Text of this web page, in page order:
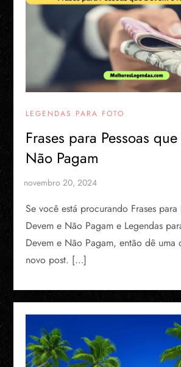
LEGENDAS PARA FOTO
Frases para Pessoas
Não Pagam
Se você está procurando Frases para
Devem e Não Pagam e Legendas
Devem e Não Pagam, então dê uma
novo post. […]